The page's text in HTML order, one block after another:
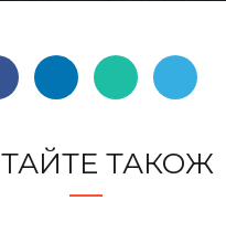
ТАКОЖ